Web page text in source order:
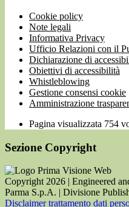
Cookie policy
Note legali
Informativa Privacy
Ufficio Relazioni con il
Dichiarazione di
Obiettivi di accessibilità
Whistleblowing
Gestione consensi cookie
Amministrazione
Pagina visualizzata 754
Sezione Copyright
Copyright 2026 | Engineered
Parma S.p.A. | Divisione
Disclaimer trattamento dati